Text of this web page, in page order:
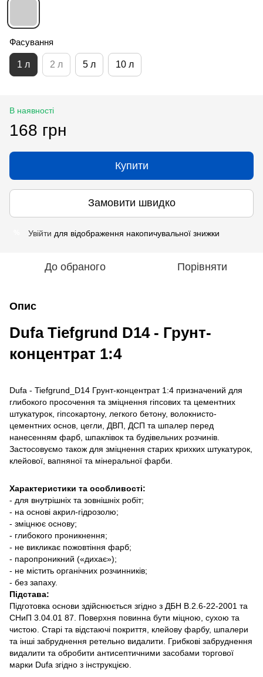
Фасування
1 л 2 л 5 л 10 л
В наявності
168 грн
Купити
Замовити швидко
Увійти для відображення накопичувальної знижки
До обраного Порівняти
Опис
Dufa Tiefgrund D14 - Грунт-
концентрат 1:4
Dufa - Tiefgrund_D14 Грунт-концентрат 1:4 призначений для
глибокого просочення та зміцнення гіпсових та цементних
штукатурок, гіпсокартону, легкого бетону, волокнисто-
цементних основ, цегли, ДВП, ДСП та шпалер перед
нанесенням фарб, шпаклівок та будівельних розчинів.
Застосовуємо також для зміцнення старих крихких штукатурок,
клейової, вапняної та мінеральної фарби.
Характеристики та особливості:
- для внутрішніх та зовнішніх робіт;
- на основі акрил-гідрозолю;
- зміцнює основу;
- глибокого проникнення;
- не викликає пожовтіння фарб;
- паропроникний («дихає»);
- не містить органічних розчинників;
- без запаху.
Підстава:
Підготовка основи здійснюється згідно з ДБН В.2.6-22-2001 та
СНиП 3.04.01 87. Поверхня повинна бути міцною, сухою та
чистою. Старі та відстаючі покриття, клейову фарбу, шпалери
та інші забруднення ретельно видалити. Грибкові забруднення
видалити та обробити антисептичними засобами торгової
марки Dufa згідно з інструкцією.